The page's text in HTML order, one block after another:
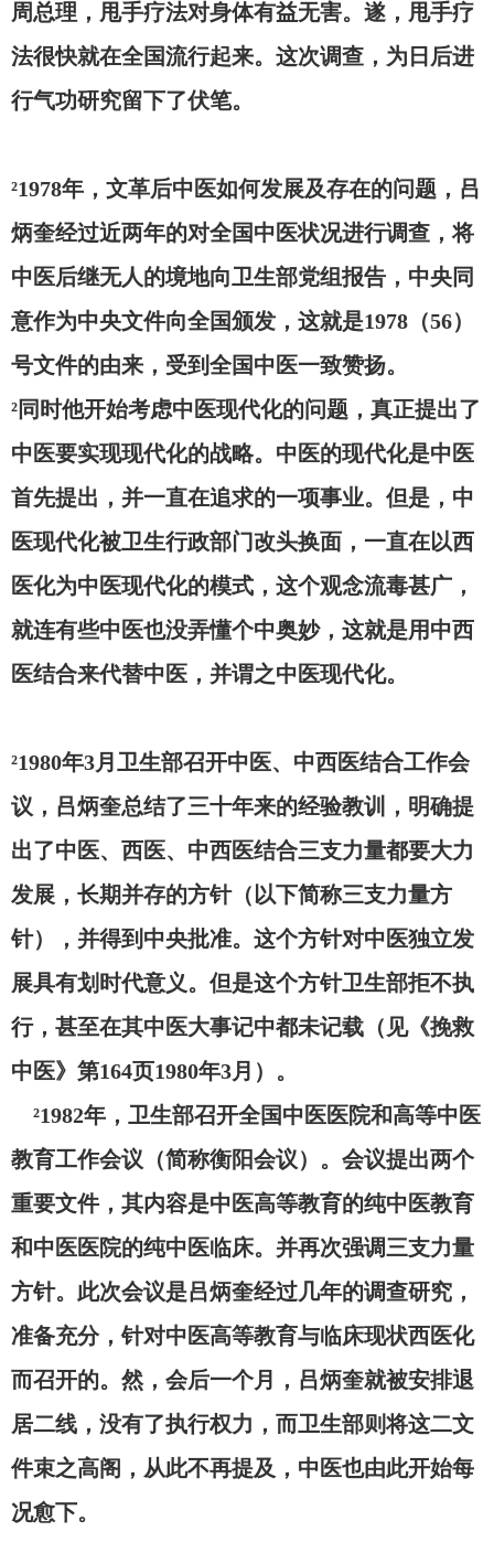
周总理，甩手疗法对身体有益无害。遂，甩手疗
法很快就在全国流行起来。这次调查，为日后进
行气功研究留下了伏笔。
²1978年，文革后中医如何发展及存在的问题，吕
炳奎经过近两年的对全国中医状况进行调查，将
中医后继无人的境地向卫生部党组报告，中央同
意作为中央文件向全国颁发，这就是1978（56）
号文件的由来，受到全国中医一致赞扬。
²同时他开始考虑中医现代化的问题，真正提出了
中医要实现现代化的战略。中医的现代化是中医
首先提出，并一直在追求的一项事业。但是，中
医现代化被卫生行政部门改头换面，一直在以西
医化为中医现代化的模式，这个观念流毒甚广，
就连有些中医也没弄懂个中奥妙，这就是用中西
医结合来代替中医，并谓之中医现代化。
²1980年3月卫生部召开中医、中西医结合工作会
议，吕炳奎总结了三十年来的经验教训，明确提
出了中医、西医、中西医结合三支力量都要大力
发展，长期并存的方针（以下简称三支力量方
针），并得到中央批准。这个方针对中医独立发
展具有划时代意义。但是这个方针卫生部拒不执
行，甚至在其中医大事记中都未记载（见《挽救
中医》第164页1980年3月）。
²1982年，卫生部召开全国中医医院和高等中医
教育工作会议（简称衡阳会议）。会议提出两个
重要文件，其内容是中医高等教育的纯中医教育
和中医医院的纯中医临床。并再次强调三支力量
方针。此次会议是吕炳奎经过几年的调查研究，
准备充分，针对中医高等教育与临床现状西医化
而召开的。然，会后一个月，吕炳奎就被安排退
居二线，没有了执行权力，而卫生部则将这二文
件束之高阁，从此不再提及，中医也由此开始每
况愈下。